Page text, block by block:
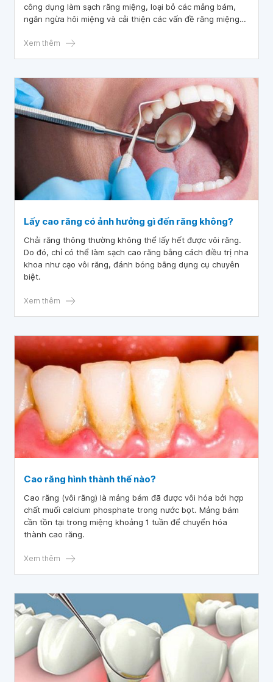
công dụng làm sạch răng miệng, loại bỏ các mảng bám,
ngăn ngừa hôi miệng và cải thiện các vấn đề răng miệng
Xem thêm
Lấy cao răng có ảnh hưởng gì đến răng không?
Chải răng thông thường không thể lấy hết được vôi răng.
Do đó, chỉ có thể làm sạch cao răng bằng cách điều trị nha
khoa như cạo vôi răng, đánh bóng bằng dụng cụ chuyên
biệt.
Xem thêm
Cao răng hình thành thế nào?
Cao răng (vôi răng) là mảng bám đã được vôi hóa bởi hợp
chất muối calcium phosphate trong nước bọt. Mảng bám
cần tồn tại trong miệng khoảng 1 tuần để chuyển hóa
thành cao răng.
Xem thêm